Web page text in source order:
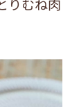
りむね肉